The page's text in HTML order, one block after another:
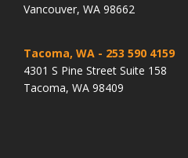
Vancouver, WA 98662
Tacoma, WA - 253 590 4159
4301 S Pine Street Suite 158
Tacoma, WA 98409